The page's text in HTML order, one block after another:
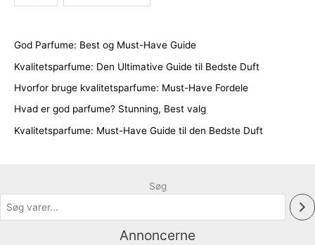
God Parfume: Best og Must-Have Guide
Kvalitetsparfume: Den Ultimative Guide til Bedste Duft
Hvorfor bruge kvalitetsparfume: Must-Have Fordele
Hvad er god parfume? Stunning, Best valg
Kvalitetsparfume: Must-Have Guide til den Bedste Duft
Søg
Annoncerne